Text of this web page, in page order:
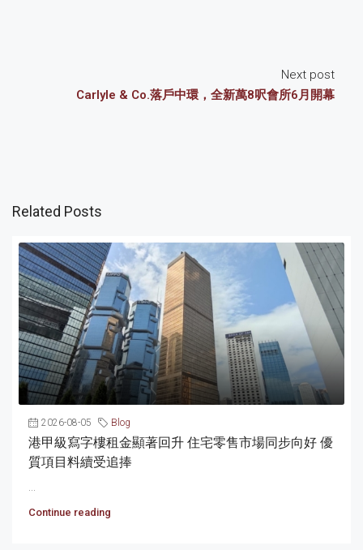
Next post
Carlyle & Co.落戶中環，全新萬8呎會所6月開幕
Related Posts
2026-08-05 Blog
港甲級寫字樓租金顯著回升 住宅零售市場同步向好 優
質項目料續受追捧
Continue reading